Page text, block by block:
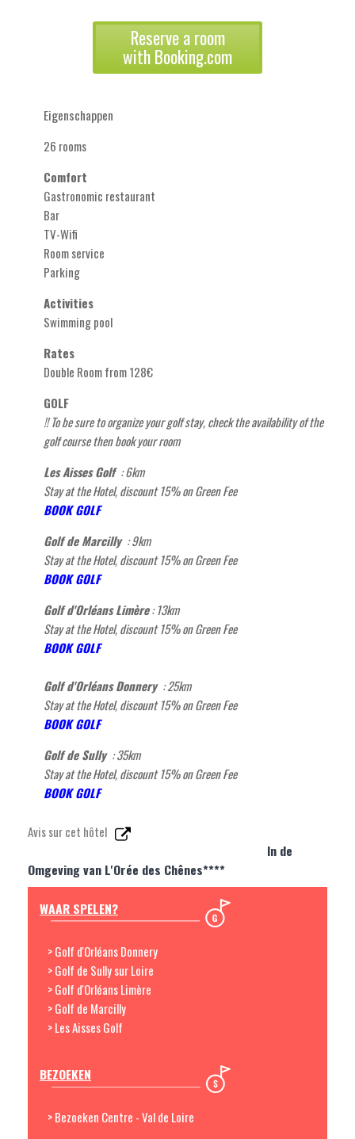
Reserve a room
with Booking.com
Eigenschappen
26 rooms
Comfort
Gastronomic restaurant
Bar
TV-Wifi
Room service
Parking
Activities
Swimming pool
Rates
Double Room from 128€
GOLF
!! To be sure to organize your golf stay, check the availability of the
golf course then book yourroom
Les Aisses Golf : 6km
Stay at the Hotel, discount 15% on Green Fee
BOOK GOLF
Golf de Marcilly : 9km
Stay at the Hotel, discount 15% on Green Fee
BOOK GOLF
Golf d'Orléans Limère: 13km
Stay at the Hotel, discount 15% on Green Fee
BOOK GOLF
Golf d'Orléans Donnery : 25km
Stay at the Hotel, discount 15% on Green Fee
BOOK GOLF
Golf de Sully : 35km
Stay at the Hotel, discount 15% on Green Fee
BOOK GOLF
Avis sur cet hôtel
In de
Omgeving van L'Orée des Chênes****
WAAR SPELEN?
> Golf d'Orléans Donnery
> Golf de Sully sur Loire
> Golf d'Orléans Limère
> Golf de Marcilly
> Les Aisses Golf
BEZOEKEN
> Bezoeken Centre - Val de Loire